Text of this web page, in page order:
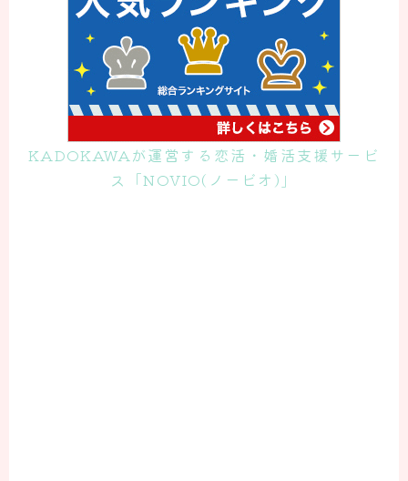
KADOKAWAが運営する恋活・婚活支援サービ
ス「NOVIO(ノービオ)」